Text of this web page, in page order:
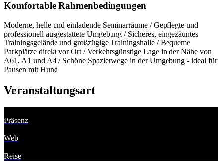
Komfortable Rahmenbedingungen
Moderne, helle und einladende Seminarräume / Gepflegte und
professionell ausgestattete Umgebung / Sicheres, eingezäuntes
Trainingsgelände und großzügige Trainingshalle / Bequeme
Parkplätze direkt vor Ort / Verkehrsgünstige Lage in der Nähe von
A61, A1 und A4 / Schöne Spazierwege in der Umgebung - ideal für
Pausen mit Hund
Veranstaltungsart
Präsenz
Web
Reise